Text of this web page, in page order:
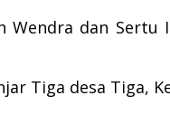
dan
Tiga desa Tiga,